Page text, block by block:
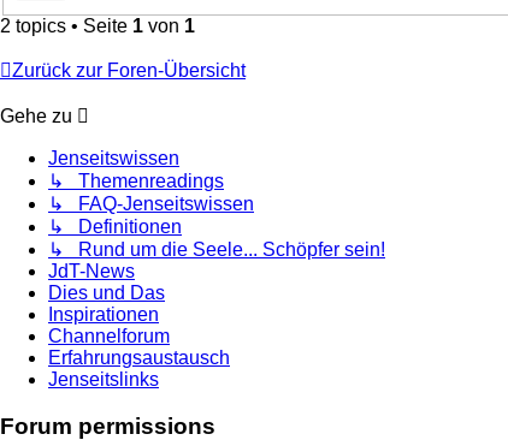
2 topics • Seite 1 von 1
Zurück zur Foren-Übersicht
Gehe zu
Jenseitswissen
↳ Themenreadings
↳ FAQ-Jenseitswissen
↳ Definitionen
↳ Rund um die Seele... Schöpfer sein!
JdT-News
Dies und Das
Inspirationen
Channelforum
Erfahrungsaustausch
Jenseitslinks
Forum permissions